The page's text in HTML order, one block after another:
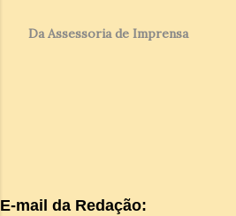
Da Assessoria de Imprensa
E-mail da Redação: